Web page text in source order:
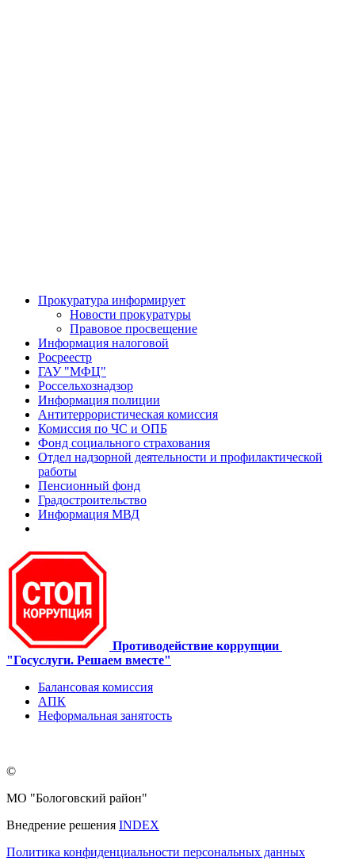
Прокуратура информирует
Новости прокуратуры
Правовое просвещение
Информация налоговой
Росреестр
ГАУ "МФЦ"
Россельхознадзор
Информация полиции
Антитеррористическая комиссия
Комиссия по ЧС и ОПБ
Фонд социального страхования
Отдел надзорной деятельности и профилактической
работы
Пенсионный фонд
Градостроительство
Информация МВД
Противодействие коррупции
"Госуслуги. Решаем вместе"
Балансовая комиссия
АПК
Неформальная занятость
©
МО "Бологовский район"
Внедрение решения INDEX
Политика конфиденциальности персональных данных